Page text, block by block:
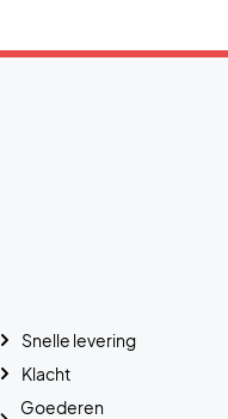
Snelle levering
Klacht
Goederen